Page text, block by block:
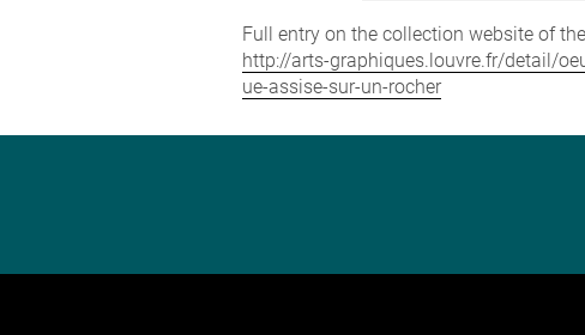
Full entry on the collection website of
http://arts-graphiques.louvre.fr/detail/
ue-assise-sur-un-rocher